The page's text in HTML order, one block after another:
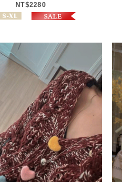
NT$2280